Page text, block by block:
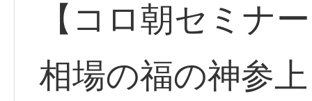
【コロ朝セミナ
相場の福の神参